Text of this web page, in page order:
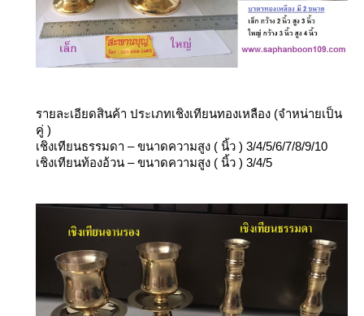
รายละเอียดสินค้า ประเภทเชิงเทียนทองเหลือง (จำหน่ายเป็น
คู่ )
เชิงเทียนธรรมดา – ขนาดความสูง ( นิ้ว ) 3/4/5/6/7/8/9/10
เชิงเทียนท้องอ้วน – ขนาดความสูง ( นิ้ว ) 3/4/5